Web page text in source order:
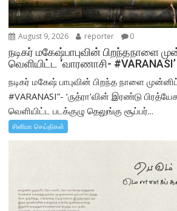
August 9, 2026 reporter 0
நடிகர் மகேஷ்பாபுவின் பிறந்தநாளை
வெளியிட்ட ‘வாரணாசி- #VARANASI’
நடிகர் மகேஷ் பாபுவின் பிறந்த நாளை
#VARANASI”- ‘ருத்ரா’வின் இரண்டு
வெளியிட்ட படக்குழு தெலுங்கு சூப்பர்...
சினிமா செய்திகள்